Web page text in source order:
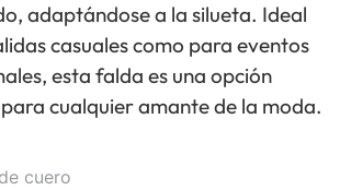
adaptándose a la silueta. Ideal
casuales como para eventos
esta falda es una opción
cualquier amante de la moda.
cuero